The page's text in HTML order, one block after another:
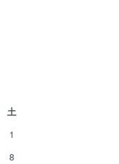
土
1
8